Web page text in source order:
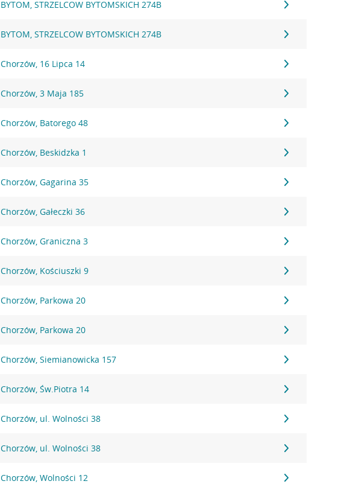
BYTOM, STRZELCOW BYTOMSKICH 274B
BYTOM, STRZELCOW BYTOMSKICH 274B
Chorzów, 16 Lipca 14
Chorzów, 3 Maja 185
Chorzów, Batorego 48
Chorzów, Beskidzka 1
Chorzów, Gagarina 35
Chorzów, Gałeczki 36
Chorzów, Graniczna 3
Chorzów, Kościuszki 9
Chorzów, Parkowa 20
Chorzów, Parkowa 20
Chorzów, Siemianowicka 157
Chorzów, Św.Piotra 14
Chorzów, ul. Wolności 38
Chorzów, ul. Wolności 38
Chorzów, Wolności 12